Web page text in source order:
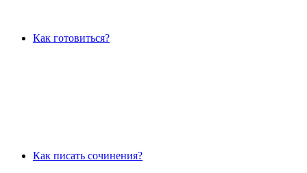
Как готовиться?
Как писать сочинения?